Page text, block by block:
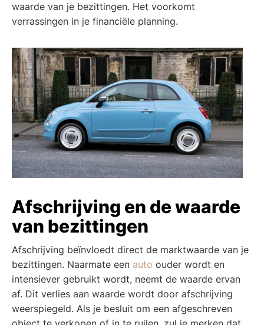
waarde van je bezittingen. Het voorkomt
verrassingen in je financiële planning.
Afschrijving en de waarde
van bezittingen
Afschrijving beïnvloedt direct de marktwaarde van je
bezittingen. Naarmate een auto ouder wordt en
intensiever gebruikt wordt, neemt de waarde ervan
af. Dit verlies aan waarde wordt door afschrijving
weerspiegeld. Als je besluit om een afgeschreven